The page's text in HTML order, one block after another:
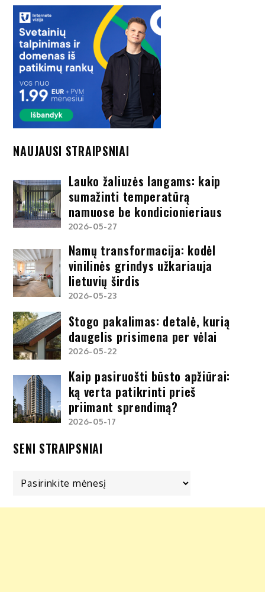
NAUJAUSI STRAIPSNIAI
Lauko žaliuzės langams: kaip
sumažinti temperatūrą
namuose be kondicionieriaus
2026-05-27
Namų transformacija: kodėl
vinilinės grindys užkariauja
lietuvių širdis
2026-05-23
Stogo pakalimas: detalė, kurią
daugelis prisimena per vėlai
2026-05-22
Kaip pasiruošti būsto apžiūrai:
ką verta patikrinti prieš
priimant sprendimą?
2026-05-17
SENI STRAIPSNIAI